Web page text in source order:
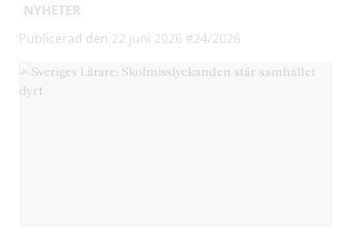
NYHETER
Publicerad den 22 juni 2026 #24/2026